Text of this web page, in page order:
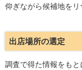
仰ぎながら候補地をリ
出店場所の選定
調査で得た情報をも